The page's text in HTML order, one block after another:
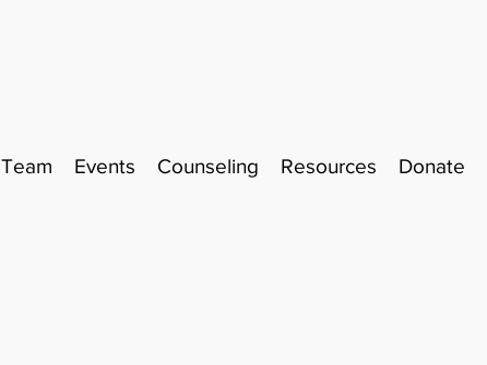
Team Events Counseling Resources Donate